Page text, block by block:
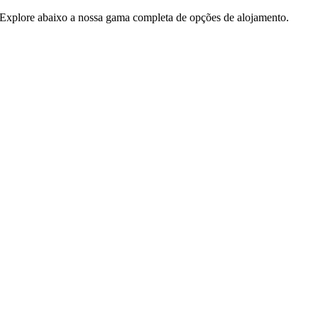
Explore abaixo a nossa gama completa de opções de alojamento.